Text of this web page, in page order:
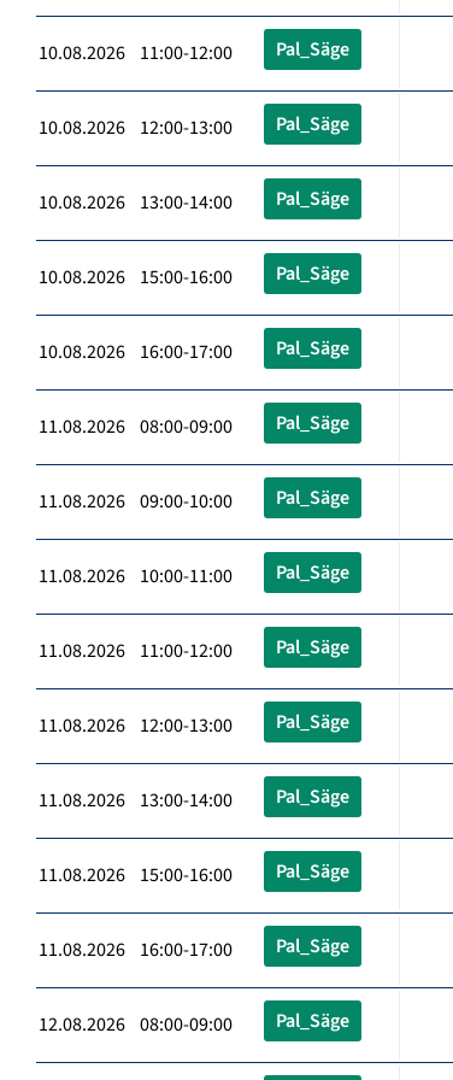
10.08.2026 11:00-12:00 Pal_Säge
10.08.2026 12:00-13:00 Pal_Säge
10.08.2026 13:00-14:00 Pal_Säge
10.08.2026 15:00-16:00 Pal_Säge
10.08.2026 16:00-17:00 Pal_Säge
11.08.2026 08:00-09:00 Pal_Säge
11.08.2026 09:00-10:00 Pal_Säge
11.08.2026 10:00-11:00 Pal_Säge
11.08.2026 11:00-12:00 Pal_Säge
11.08.2026 12:00-13:00 Pal_Säge
11.08.2026 13:00-14:00 Pal_Säge
11.08.2026 15:00-16:00 Pal_Säge
11.08.2026 16:00-17:00 Pal_Säge
12.08.2026 08:00-09:00 Pal_Säge